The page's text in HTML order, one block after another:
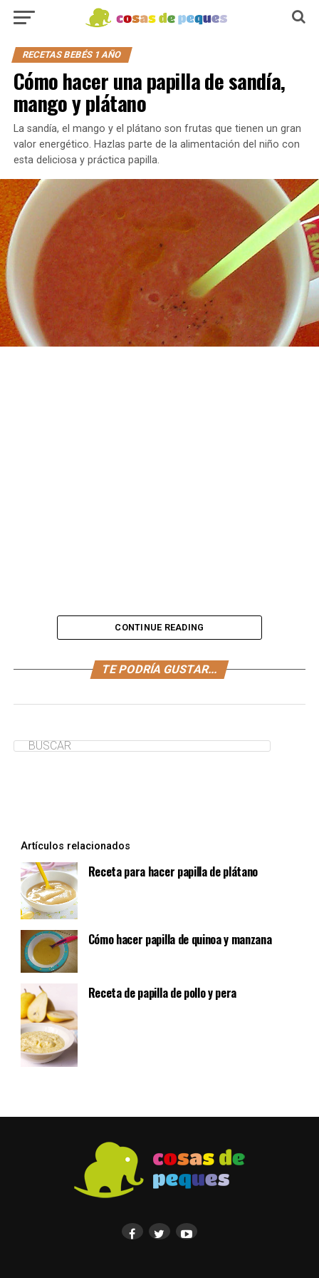
RECETAS BEBÉS 1 AÑO
Cómo hacer una papilla de sandía,
mango y plátano
La sandía, el mango y el plátano son frutas que tienen un gran
valor energético. Hazlas parte de la alimentación del niño con
esta deliciosa y práctica papilla.
La sandía, el mango y el plátano son frutas que tienen
un gran valor energético. Hazlas parte de la
CONTINUE READING
TE PODRÍA GUSTAR...
Artículos relacionados
Receta para hacer papilla de plátano
Cómo hacer papilla de quinoa y manzana
Receta de papilla de pollo y pera